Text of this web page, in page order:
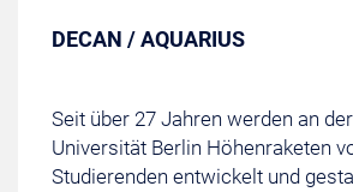
DECAN / AQUARIUS
Seit über 27 Jahren werden an
Universität Berlin Höhenraketen
Studierenden entwickelt und